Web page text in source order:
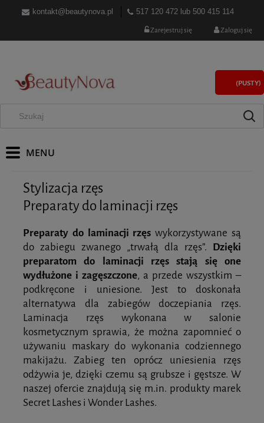
kontakt@beautynova.pl 517 120 472 lub 500 415 114
Zarejestruj się Zaloguj się
(PUSTY)
Stylizacja rzęs
Preparaty do laminacji rzęs
Preparaty do laminacji rzęs wykorzystywane są
do zabiegu zwanego „trwałą dla rzęs”. Dzięki
preparatom do laminacji rzęs stają się one
wydłużone i zagęszczone, a przede wszystkim –
podkręcone i uniesione. Jest to doskonała
alternatywa dla zabiegów doczepiania rzęs.
Laminacja rzęs wykonana w salonie
kosmetycznym sprawia, że można zapomnieć o
używaniu maskary do wykonania codziennego
makijażu. Zabieg ten oprócz uniesienia rzęs
odżywia je, dzięki czemu są grubsze i gęstsze. W
naszej ofercie znajdują się m.in. produkty marek
Secret Lashes i Wonder Lashes.